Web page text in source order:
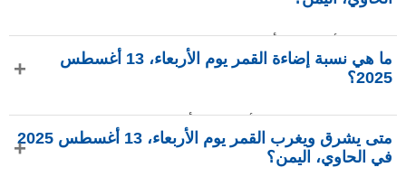
طور أحدب متناقص بإضاءة 75.66%، عمره 19.61 يومًا، ويقع في
كوكبة الحوت (♓). البيانات من phasesmoon.com.
ما هي نسبة إضاءة القمر يوم الأربعاء، 13 أغسطس
2025؟
وفقًا لـ phasesmoon.com.
متى يشرق ويغرب القمر يوم الأربعاء، 13 أغسطس 2025
في الحاوي، اليمن؟